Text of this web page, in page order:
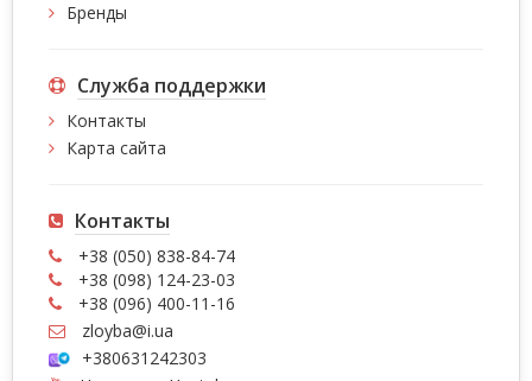
Бренды
Служба поддержки
Контакты
Карта сайта
Контакты
+38 (050) 838-84-74
+38 (098) 124-23-03
+38 (096) 400-11-16
zloyba@i.ua
+380631242303